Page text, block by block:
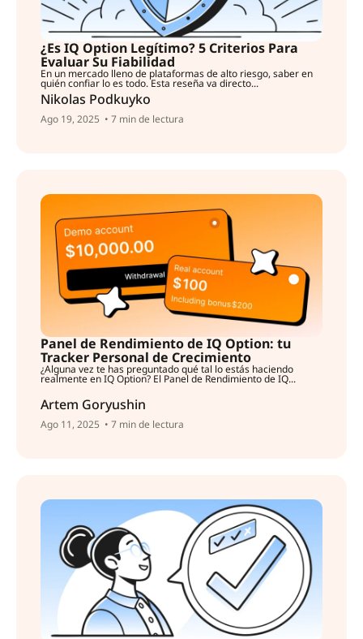
¿Es IQ Option Legítimo? 5 Criterios Para
Evaluar Su Fiabilidad
En un mercado lleno de plataformas de alto riesgo, saber en
quién confiar lo es todo. Esta reseña va directo...
Nikolas Podkuyko
Ago 19, 2025 • 7 min de lectura
Panel de Rendimiento de IQ Option: tu
Tracker Personal de Crecimiento
¿Alguna vez te has preguntado qué tal lo estás haciendo
realmente en IQ Option? El Panel de Rendimiento de IQ...
Artem Goryushin
Ago 11, 2025 • 7 min de lectura